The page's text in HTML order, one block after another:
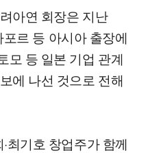
아연 회장은 지난
르 등 아시아 출장에
모 등 일본 기업 관계
에 나선 것으로 전해
최기호 창업주가 함께